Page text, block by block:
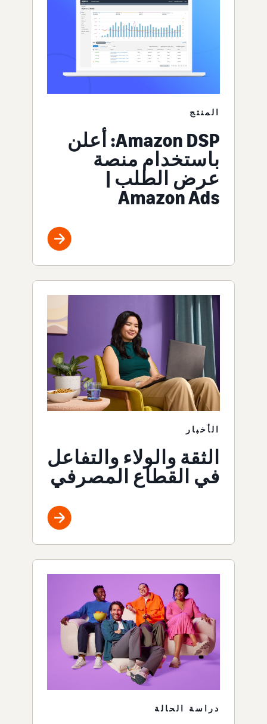
المنتج
Amazon DSP: أعلن
باستخدام منصة
عرض الطلب |
Amazon Ads
الأخبار
الثقة والولاء والتفاعل
في القطاع المصرفي
دراسة الحالة